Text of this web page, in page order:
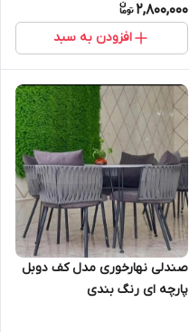
فضای باز، باغ و ویلا قابل شست
و شو شرکتی
2,800,000
افزودن به سبد
صندلی نهارخوری مدل کف دوبل
پارچه ای رنگ بندی